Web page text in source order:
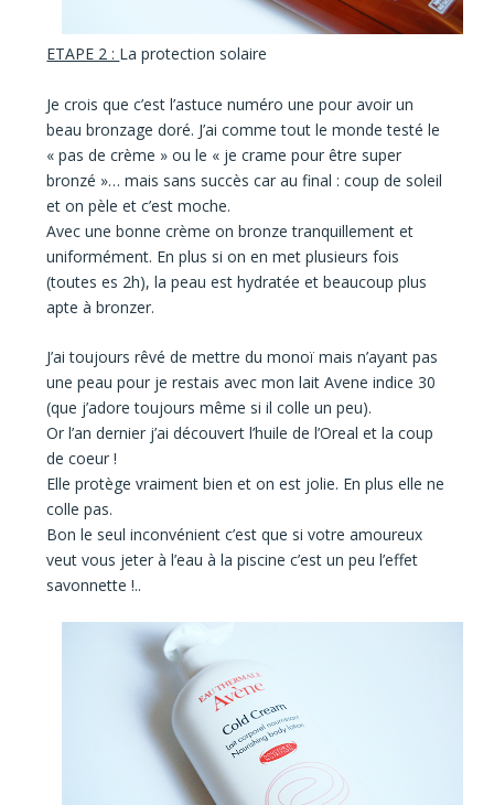
ETAPE 2 : La protection solaire
Je crois que c’est l’astuce numéro une pour avoir un
beau bronzage doré. J’ai comme tout le monde testé le
« pas de crème » ou le « je crame pour être super
bronzé »… mais sans succès car au final : coup de soleil
et on pèle et c’est moche.
Avecune bonne crème on bronze tranquillement et
uniformément. En plus si on en met plusieurs fois
(toutes es 2h), la peau est hydratée et beaucoup plus
apte à bronzer.
J’ai toujours rêvé de mettre du monoï mais n’ayant pas
une peau pour je restais avec monlait Avene indice 30
(que j’adore toujours même si il colle un peu).
Or l’an dernier j’ai découvertl’huile de l’Oreal et la coup
de coeur !
Elleprotège vraiment bien et on est jolie. En plus elle ne
colle pas.
Bon le seul inconvénient c’est que si votre amoureux
veut vous jeter à l’eau à la piscine c’est un peu l’effet
savonnette !..